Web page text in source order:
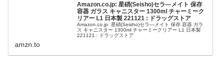
Amazon.co.jp: 星硝(Seisho)セラ―メイト 保存
容器 ガラス キャニスター 1300ml チャーミーク
リアー L1 日本製 221121 : ドラッグストア
Amazon.co.jp: 星硝(Seisho)セラ―メイト 保存 容器 ガラ
ス キャニスター 1300ml チャーミークリアー L1 日本製
221121 : ドラッグストア
amzn.to